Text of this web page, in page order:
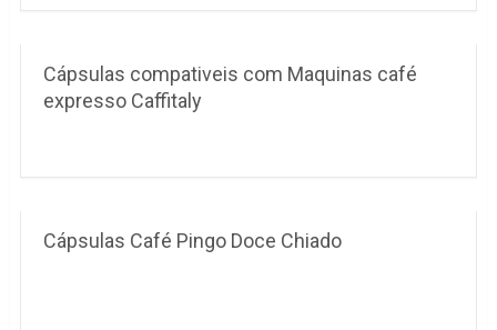
Cápsulas compativeis com Maquinas café
expresso Caffitaly
Cápsulas Café Pingo Doce Chiado